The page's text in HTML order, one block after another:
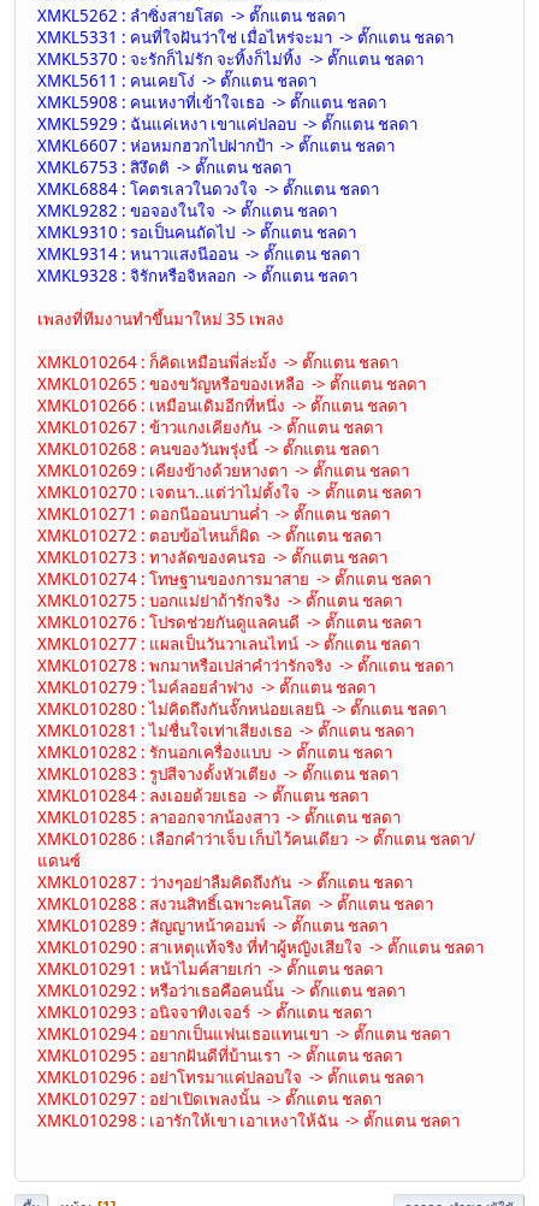
XMKL5262 : ลำซิ่งสายโสด -> ตั๊กแตน ชลดา
XMKL5331 : คนที่ใจฝันว่าใช่ เมื่อไหร่จะมา -> ตั๊กแตน ชลดา
XMKL5370 : จะรักก็ไม่รัก จะทิ้งก็ไม่ทิ้ง -> ตั๊กแตน ชลดา
XMKL5611 : คนเคยโง่ -> ตั๊กแตน ชลดา
XMKL5908 : คนเหงาที่เข้าใจเธอ -> ตั๊กแตน ชลดา
XMKL5929 : ฉันแค่เหงา เขาแค่ปลอบ -> ตั๊กแตน ชลดา
XMKL6607 : ห่อหมกฮวกไปฝากป้า -> ตั๊กแตน ชลดา
XMKL6753 : สิงึดติ -> ตั๊กแตน ชลดา
XMKL6884 : โคตรเลวในดวงใจ -> ตั๊กแตน ชลดา
XMKL9282 : ขอจองในใจ -> ตั๊กแตน ชลดา
XMKL9310 : รอเป็นคนถัดไป -> ตั๊กแตน ชลดา
XMKL9314 : หนาวแสงนีออน -> ตั๊กแตน ชลดา
XMKL9328 : จิรักหรือจิหลอก -> ตั๊กแตน ชลดา
เพลงที่ทีมงานทำขึ้นมาใหม่ 35 เพลง
XMKL010264 : ก็คิดเหมือนพี่ล่ะมั้ง -> ตั๊กแตน ชลดา
XMKL010265 : ของขวัญหรือของเหลือ -> ตั๊กแตน ชลดา
XMKL010266 : เหมือนเดิมอีกที่หนึ่ง -> ตั๊กแตน ชลดา
XMKL010267 : ข้าวแกงเคียงกัน -> ตั๊กแตน ชลดา
XMKL010268 : คนของวันพรุ่งนี้ -> ตั๊กแตน ชลดา
XMKL010269 : เคียงข้างด้วยหางตา -> ตั๊กแตน ชลดา
XMKL010270 : เจตนา..แต่ว่าไม่ตั้งใจ -> ตั๊กแตน ชลดา
XMKL010271 : ดอกนีออนบานค่ำ -> ตั๊กแตน ชลดา
XMKL010272 : ตอบข้อไหนก็ผิด -> ตั๊กแตน ชลดา
XMKL010273 : ทางลัดของคนรอ -> ตั๊กแตน ชลดา
XMKL010274 : โทษฐานของการมาสาย -> ตั๊กแตน ชลดา
XMKL010275 : บอกแม่ย่าถ้ารักจริง -> ตั๊กแตน ชลดา
XMKL010276 : โปรดช่วยกันดูแลคนดี -> ตั๊กแตน ชลดา
XMKL010277 : แผลเป็นวันวาเลนไทน์ -> ตั๊กแตน ชลดา
XMKL010278 : พกมาหรือเปล่าคำว่ารักจริง -> ตั๊กแตน ชลดา
XMKL010279 : ไมค์ลอยลำฟาง -> ตั๊กแตน ชลดา
XMKL010280 : ไม่คิดถึงกันจั๊กหน่อยเลยนิ -> ตั๊กแตน ชลดา
XMKL010281 : ไม่ชื่นใจเท่าเสียงเธอ -> ตั๊กแตน ชลดา
XMKL010282 : รักนอกเครื่องแบบ -> ตั๊กแตน ชลดา
XMKL010283 : รูปสีจางตั้งหัวเตียง -> ตั๊กแตน ชลดา
XMKL010284 : ลงเอยด้วยเธอ -> ตั๊กแตน ชลดา
XMKL010285 : ลาออกจากน้องสาว -> ตั๊กแตน ชลดา
XMKL010286 : เลือกคำว่าเจ็บ เก็บไว้คนเดียว -> ตั๊กแตน ชลดา/
แดนซ์
XMKL010287 : ว่างๆอย่าลืมคิดถึงกัน -> ตั๊กแตน ชลดา
XMKL010288 : สงวนสิทธิ์เฉพาะคนโสด -> ตั๊กแตน ชลดา
XMKL010289 : สัญญาหน้าคอมพ์ -> ตั๊กแตน ชลดา
XMKL010290 : สาเหตุแท้จริง ที่ทำผู้หญิงเสียใจ -> ตั๊กแตน ชลดา
XMKL010291 : หน้าไมค์สายเก่า -> ตั๊กแตน ชลดา
XMKL010292 : หรือว่าเธอคือคนนั้น -> ตั๊กแตน ชลดา
XMKL010293 : อนิจจาทิงเจอร์ -> ตั๊กแตน ชลดา
XMKL010294 : อยากเป็นแฟนเธอแทนเขา -> ตั๊กแตน ชลดา
XMKL010295 : อยากฝันดีที่บ้านเรา -> ตั๊กแตน ชลดา
XMKL010296 : อย่าโทรมาแค่ปลอบใจ -> ตั๊กแตน ชลดา
XMKL010297 : อย่าเปิดเพลงนั้น -> ตั๊กแตน ชลดา
XMKL010298 : เอารักให้เขา เอาเหงาให้ฉัน -> ตั๊กแตน ชลดา